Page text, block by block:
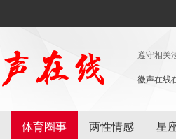
遵守相关
徽声在线
体育圈事 两性情感 星